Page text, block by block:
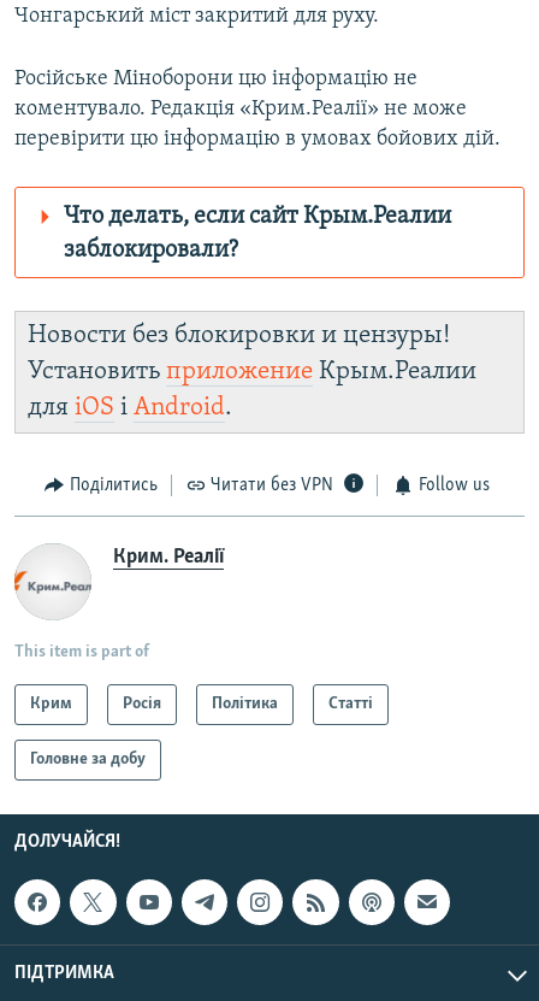
Чонгарський міст закритий для руху.
Російське Міноборони цю інформацію не
коментувало. Редакція «Крим.Реалії» не може
перевірити цю інформацію в умовах бойових дій.
Что делать, если сайт Крым.Реалии
заблокировали?
Крым.Реалии
зеркального сайта:
https://d2rsmg816jzc8o.cloudfront.net/
установить VPN
Новости без блокировки и цензуры!
Установить приложение Крым.Реалии
для iOS і Android.
Поділитись Читати без VPN Follow us
Крим. Реалії
This item is part of
Крим Росія Політика Статті
Головне за добу
ДОЛУЧАЙСЯ!
ПІДТРИМКА